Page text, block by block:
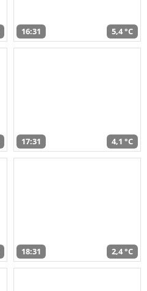
16:31 5,4 °C
17:31 4,1 °C
18:31 2,4 °C